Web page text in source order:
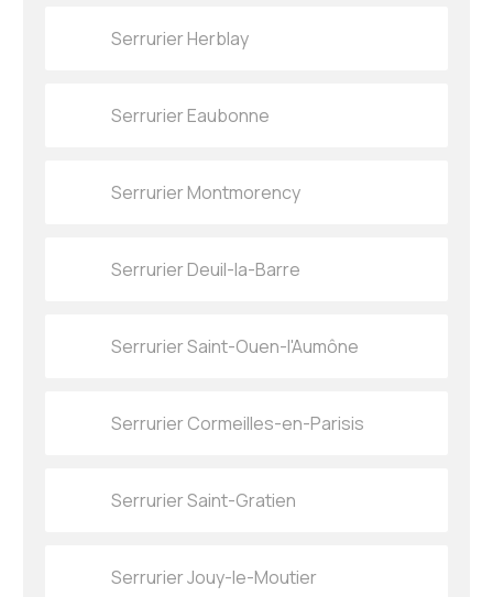
Serrurier Herblay
Serrurier Eaubonne
Serrurier Montmorency
Serrurier Deuil-la-Barre
Serrurier Saint-Ouen-l'Aumône
Serrurier Cormeilles-en-Parisis
Serrurier Saint-Gratien
Serrurier Jouy-le-Moutier